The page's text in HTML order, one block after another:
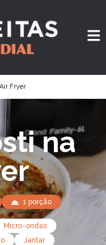
Fryer
na
1 porção
Micro-ondas
Jantar